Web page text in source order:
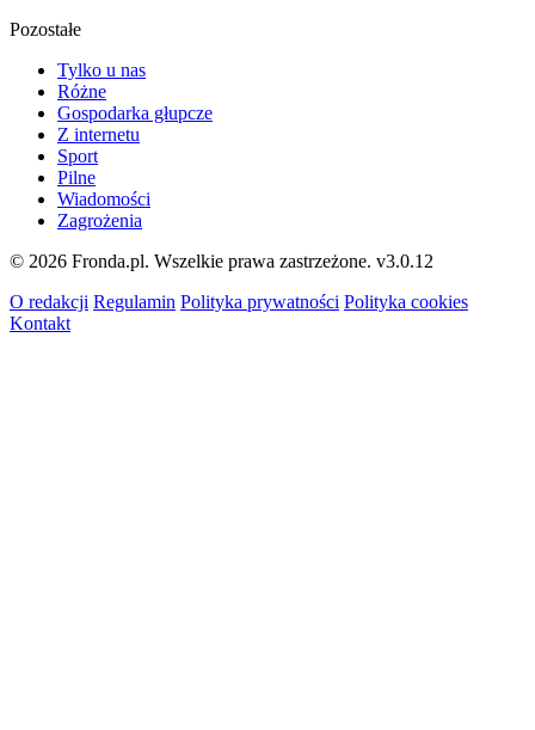
Pozostałe
Tylko u nas
Różne
Gospodarka głupcze
Z internetu
Sport
Pilne
Wiadomości
Zagrożenia
© 2026 Fronda.pl. Wszelkie prawa zastrzeżone. v3.0.12
O redakcji Regulamin Polityka prywatności Polityka cookies
Kontakt